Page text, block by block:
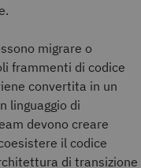
migrare o
frammenti di codice
convertita in un
linguaggio di
devono creare
il codice
di transizione